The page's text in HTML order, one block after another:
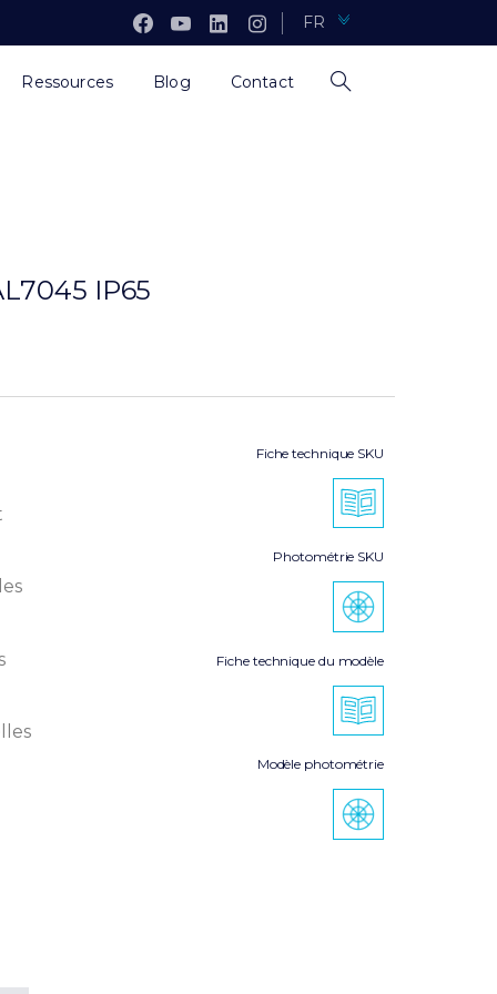
FR
Ressources Blog Contact
IP65
Fiche technique SKU
Photométrie SKU
Fiche technique du modèle
Modèle photométrie